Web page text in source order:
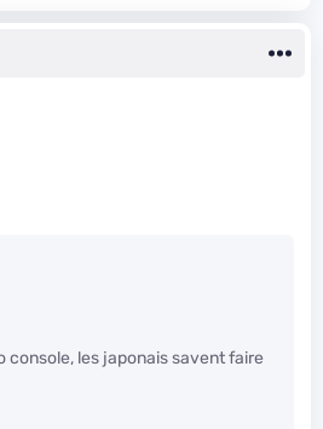
console, les japonais savent faire